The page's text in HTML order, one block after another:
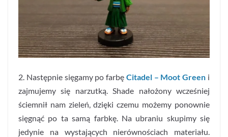
2. Następnie sięgamy po farbę Citadel – Moot Green i
zajmujemy się narzutką. Shade nałożony wcześniej
ściemnił nam zieleń, dzięki czemu możemy ponownie
sięgnąć po ta samą farbkę. Na ubraniu skupimy się
jedynie na wystających nierównościach materiału.